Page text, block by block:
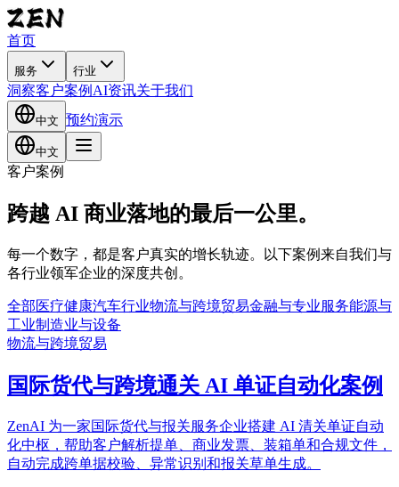
首页
服务 行业
洞察客户案例 AI资讯关于我们
中文 预约演示
中文
客户案例
跨越 AI 商业落地的最后一公里。
每一个数字，都是客户真实的增长轨迹。以下案例来自我们与
各行业领军企业的深度共创。
全部医疗健康汽车行业物流与跨境贸易金融与专业服务能源与
工业制造业与设备
物流与跨境贸易
国际货代与跨境通关 AI 单证自动化案例
ZenAI 为一家国际货代与报关服务企业搭建 AI 清关单证自动
化中枢，帮助客户解析提单、商业发票、装箱单和合规文件，
自动完成跨单据校验、异常识别和报关草单生成。